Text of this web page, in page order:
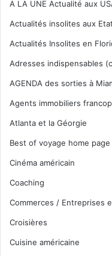
A LA UNE Actualité aux
Actualités insolites aux
Actualités Insolites en
Adresses indispensables
AGENDA des sorties à
Agents immobiliers
Atlanta et la Géorgie
Best of voyage home page
Cinéma américain
Coaching
Commerces / Entreprises
Croisières
Cuisine américaine